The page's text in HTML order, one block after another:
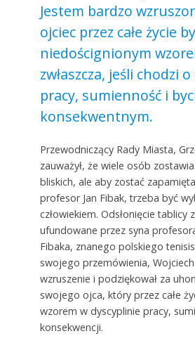
Jestem bardzo
ojciec przez całe życie
niedoścignionym
zwłaszcza, jeśli chodzi
pracy, sumienność i
konsekwentnym.
Przewodniczący Rady Miasta,
zauważył, że wiele osób
bliskich, ale aby zostać
profesor Jan Fibak, trzeba być
człowiekiem. Odsłonięcie tablicy
ufundowane przez syna
Fibaka, znanego polskiego
swojego przemówienia, Wojciech
wzruszenie i podziękował za
swojego ojca, który przez całe
wzorem w dyscyplinie pracy,
konsekwencji.